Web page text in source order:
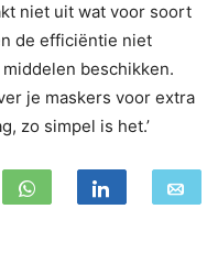
niet uit wat voor soort
de efficiëntie niet
beschikken.
je maskers voor extra
zo simpel is het.’